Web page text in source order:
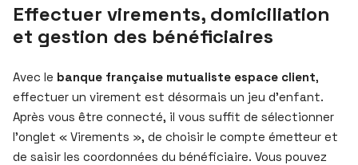
Effectuer virements, domiciliation
et gestion des bénéficiaires
Avec le banque française mutualiste espace client,
effectuer un virement est désormais un jeu d’enfant.
Après vous être connecté, il vous suffit de sélectionner
l’onglet « Virements », de choisir le compte émetteur et
de saisir les coordonnées du bénéficiaire. Vous pouvez